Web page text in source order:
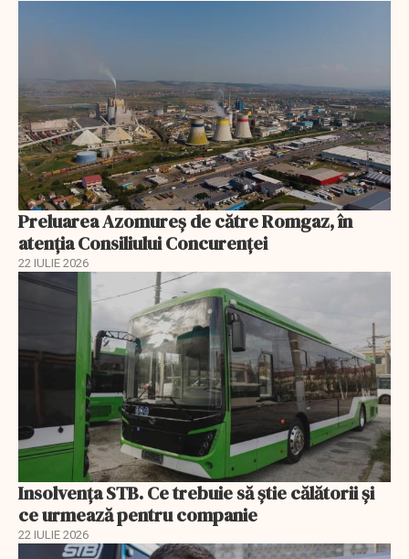
Preluarea Azomureş de către Romgaz, în
atenţia Consiliului Concurenţei
22 IULIE 2026
Insolvenţa STB. Ce trebuie să ştie călătorii şi
ce urmează pentru companie
22 IULIE 2026